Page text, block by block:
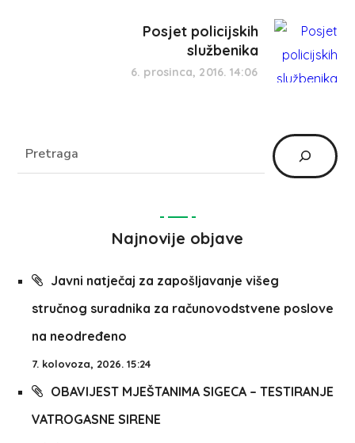
Posjet policijskih
službenika
6. prosinca, 2016. 14:06
Najnovije objave
Javni natječaj za zapošljavanje višeg
stručnog suradnika za računovodstvene poslove
na neodređeno
7. kolovoza, 2026. 15:24
OBAVIJEST MJEŠTANIMA SIGECA – TESTIRANJE
VATROGASNE SIRENE